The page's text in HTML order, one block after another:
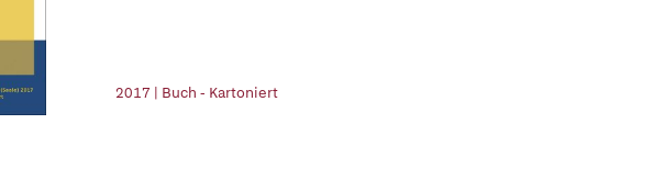
2017 | Buch - Kartoniert